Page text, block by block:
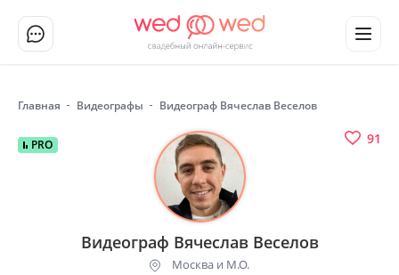
Главная Видеографы Видеограф Вячеслав Веселов
PRO 91
Видеограф Вячеслав Веселов
Москва и М.О.